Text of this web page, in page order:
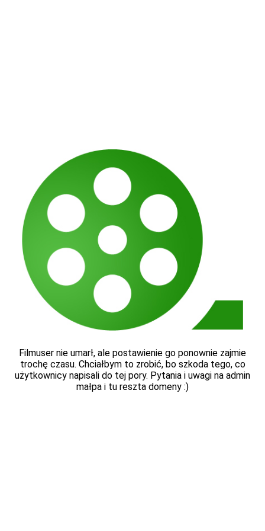
Filmuser nie umarł, ale postawienie go ponownie zajmie
trochę czasu. Chciałbym to zrobić, bo szkoda tego, co
użytkownicy napisali do tej pory. Pytania i uwagi na admin
małpa i tu reszta domeny :)